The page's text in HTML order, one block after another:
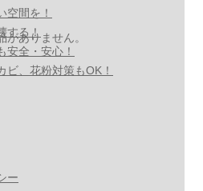
ありません。
空間を！
する！
安全・安心！
ビ、花粉対策もOK！
ー